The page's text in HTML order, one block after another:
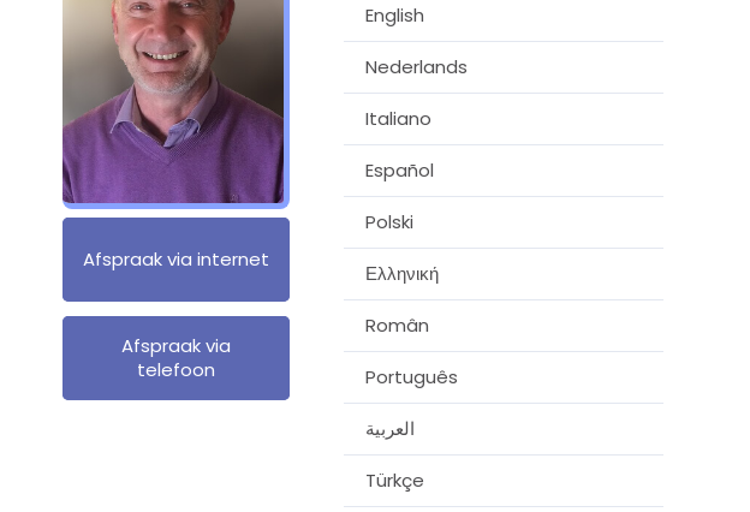
Afspraak via internet
Afspraak via
telefoon
English
Nederlands
Italiano
Español
Polski
Ελληνική
Român
Português
العربية
Türkçe